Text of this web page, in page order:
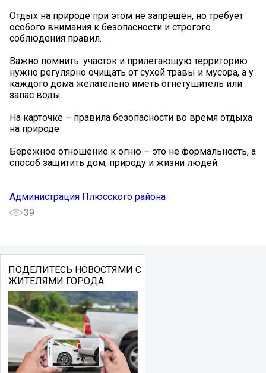
Отдых на природе при этом не запрещён, но требует
особого внимания к безопасности и строгого
соблюдения правил.
Важно помнить: участок и прилегающую территорию
нужно регулярно очищать от сухой травы и мусора, а у
каждого дома желательно иметь огнетушитель или
запас воды.
На карточке – правила безопасности во время отдыха
на природе
Бережное отношение к огню – это не формальность, а
способ защитить дом, природу и жизни людей.
Администрация Плюсского района
39
ПОДЕЛИТЕСЬ НОВОСТЯМИ С
ЖИТЕЛЯМИ ГОРОДА